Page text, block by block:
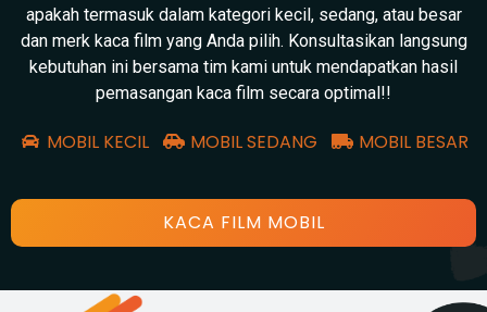
apakah termasuk dalam kategori kecil, sedang, atau besar
dan merk kaca film yang Anda pilih. Konsultasikan langsung
kebutuhan ini bersama tim kami untuk mendapatkan hasil
pemasangan kaca film secara optimal!!
MOBIL KECIL MOBIL SEDANG MOBIL BESAR
KACA FILM MOBIL